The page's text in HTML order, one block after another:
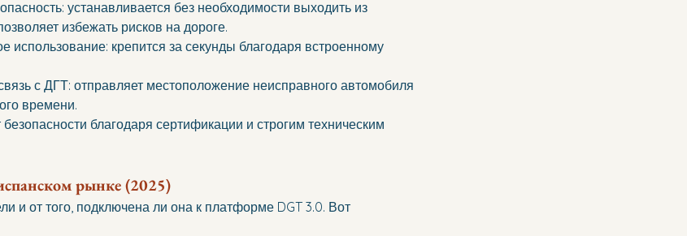
устанавливается без необходимости выходить из
избежать рисков на дороге.
использование: крепится за секунды благодаря встроенному
с ДГТ: отправляет местоположение неисправного автомобиля
времени.
благодаря сертификации и строгим техническим
рынке (2025)
и от того, подключена ли она к платформе DGT 3.0. Вот